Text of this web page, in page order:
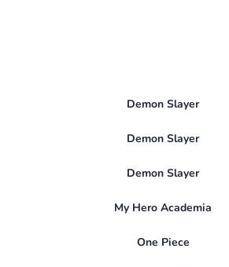
Demon Slayer
Demon Slayer
Demon Slayer
My Hero Academia
One Piece